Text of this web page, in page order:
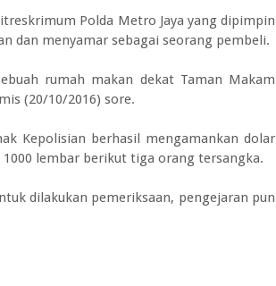
Polda Metro Jaya yang dipimpin
dan menyamar sebagai seorang pembeli.
rumah makan dekat Taman Makam
(20/10/2016) sore.
Kepolisian berhasil mengamankan dolar
1000 lembar berikut tiga orang tersangka.
dilakukan pemeriksaan, pengejaran pun